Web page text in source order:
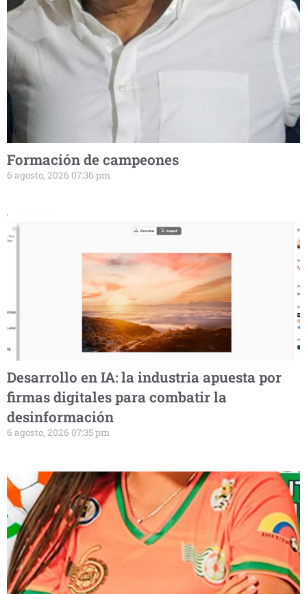
Formación de campeones
6 agosto, 2026 07:36 pm
Desarrollo en IA: la industria apuesta por
firmas digitales para combatir la
desinformación
6 agosto, 2026 07:35 pm